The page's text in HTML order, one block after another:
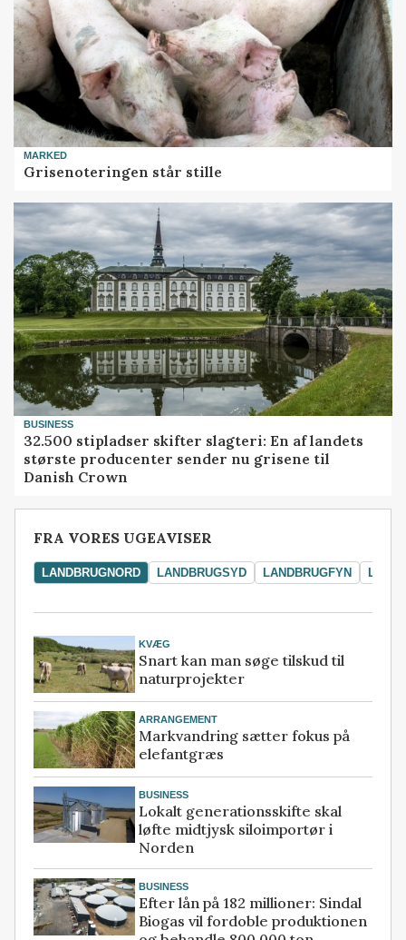
MARKED
Grisenoteringen står stille
BUSINESS
32.500 stipladser skifter slagteri: En af landets
største producenter sender nu grisene til
Danish Crown
FRA VORES UGEAVISER
LANDBRUGNORD LANDBRUGSYD LANDBRUGFYN
KVÆG
Snart kan man søge tilskud til
naturprojekter
ARRANGEMENT
Markvandring sætter fokus på
elefantgræs
BUSINESS
Lokalt generationsskifte skal
løfte midtjysk siloimportør i
Norden
BUSINESS
Efter lån på 182 millioner: Sindal
Biogas vil fordoble produktionen